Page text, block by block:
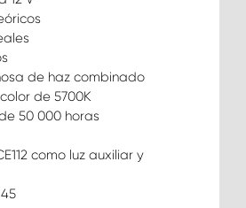
de haz combinado
de 5700K
50 000 horas
como luz auxiliar y